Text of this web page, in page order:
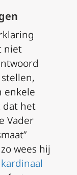
niet
enkele
dat het
Vader
wees hij